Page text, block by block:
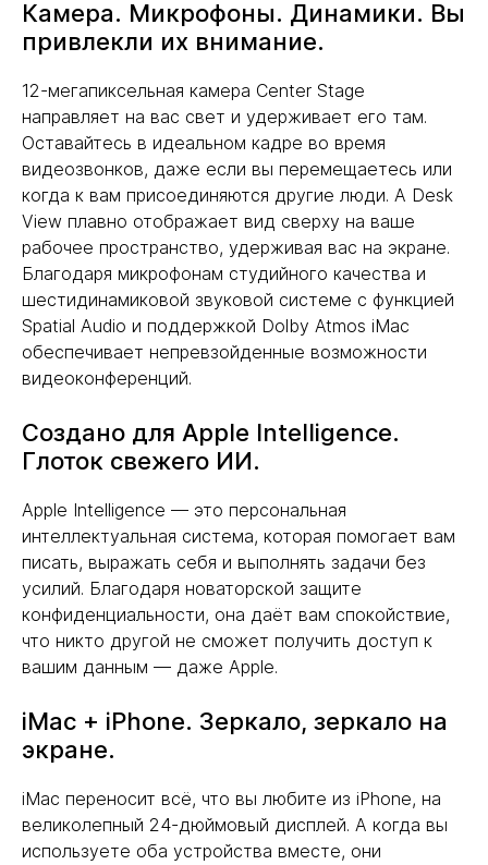
Камера. Микрофоны. Динамики. Вы
привлекли их внимание.
12-мегапиксельная камера Center Stage
направляет на вас свет и удерживает его там.
Оставайтесь в идеальном кадре во время
видеозвонков, даже если вы перемещаетесь или
когда к вам присоединяются другие люди. А Desk
View плавно отображает вид сверху на ваше
рабочее пространство, удерживая вас на экране.
Благодаря микрофонам студийного качества и
шестидинамиковой звуковой системе с функцией
Spatial Audio и поддержкой Dolby Atmos iMac
обеспечивает непревзойденные возможности
видеоконференций.
Создано для Apple Intelligence.
Глоток свежего ИИ.
Apple Intelligence — это персональная
интеллектуальная система, которая помогает вам
писать, выражать себя и выполнять задачи без
усилий. Благодаря новаторской защите
конфиденциальности, она даёт вам спокойствие,
что никто другой не сможет получить доступ к
вашим данным — даже Apple.
iMac + iPhone. Зеркало, зеркало на
экране.
iMac переносит всё, что вы любите из iPhone, на
великолепный 24-дюймовый дисплей. А когда вы
используете оба устройства вместе, они